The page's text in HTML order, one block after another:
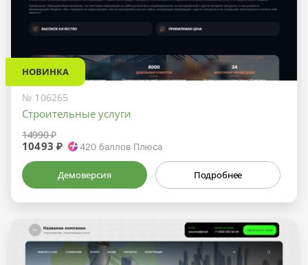
НОВИНКА
№ 106265
Строительные услуги
14990 ₽
10493 ₽ 420 баллов Плюса
Демоверсия Подробнее